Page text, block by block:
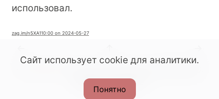
использовал.
zag.im/n5XA110:00 on 2024-05-27
Made with Podlite
Сайт использует cookie для аналитики.
Понятно